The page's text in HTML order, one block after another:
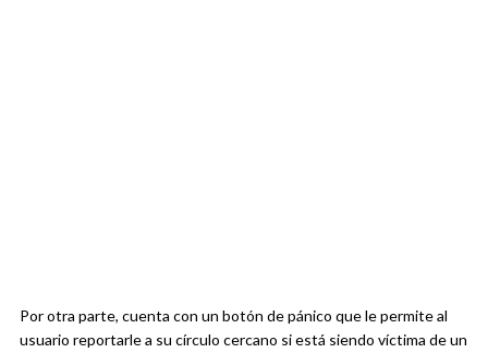
Por otra parte, cuenta con un botón de pánico que le permite al
usuario reportarle a su círculo cercano si está siendo víctima de un